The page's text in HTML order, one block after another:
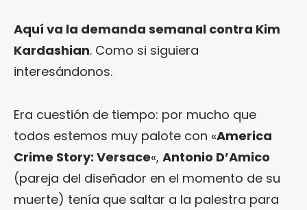
Aquí va la demanda semanal contra Kim
Kardashian. Como si siguiera
interesándonos.
Era cuestión de tiempo: por mucho que
todos estemos muy palote con «America
Crime Story: Versace«, Antonio D’Amico
(pareja del diseñador en el momento de su
muerte) tenía que saltar a la palestra para